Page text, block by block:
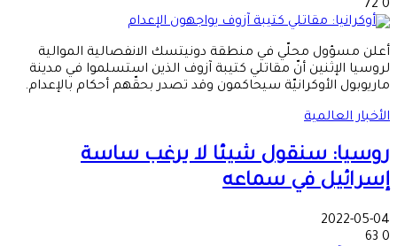
0
أعلن مسؤول محلّي في منطقة دونيتسك الانفصالية الموالية
لروسيا الإثنين أنّ مقاتلي كتيبة آزوف الذين استسلموا في مدينة
ماريوبول الأوكرانيّة سيحاكمون وقد تصدر بحقّهم أحكام بالإعدام.
الأخبار العالمية
روسيا: سنقول شيئا لا يرغب ساسة
إسرائيل في سماعه
2022-05-04
0